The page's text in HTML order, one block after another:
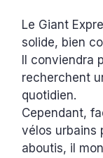
Le Giant
solide, bien
Il conviendra
recherchent
quotidien.
Cependant,
vélos urbains
aboutis, il